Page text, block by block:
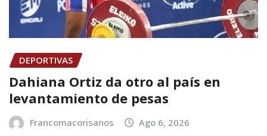
DEPORTIVAS
Dahiana Ortiz da otro al país en
levantamiento de pesas
Francomacorisanos Ago 6, 2026